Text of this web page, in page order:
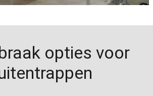
opties voor